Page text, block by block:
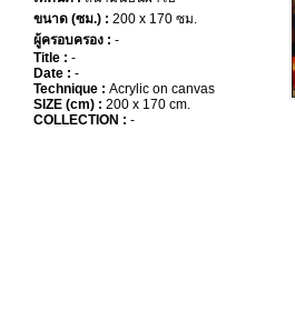
ขนาด (ซม.) : 200 x 170 ซม.
ผู้ครอบครอง : -
Title : -
Date : -
Technique : Acrylic on canvas
SIZE (cm) : 200 x 170 cm.
COLLECTION : -